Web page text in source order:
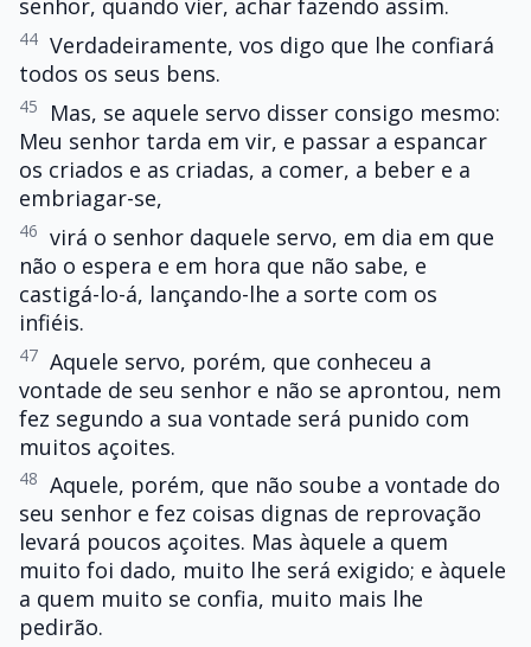
senhor, quando vier, achar fazendo assim.
44 Verdadeiramente, vos digo que lhe confiará
todos os seus bens.
45
Mas, se aquele servo disser consigo mesmo:
Meu senhor tarda em vir, e passar a espancar
os criados e as criadas, a comer, a beber e a
embriagar-se,
46 virá o senhor daquele servo, em dia em que
não o espera e em hora que não sabe, e
castigá-lo-á, lançando-lhe a sorte com os
infiéis.
47 Aquele servo, porém, que conheceu a
vontade de seu senhor e não se aprontou, nem
fez segundo a sua vontade será punido com
muitos açoites.
48 Aquele, porém, que não soube a vontade do
seu senhor e fez coisas dignas de reprovação
levará poucos açoites. Mas àquele a quem
muito foi dado, muito lhe será exigido; e àquele
a quem muito se confia, muito mais lhe
pedirão.